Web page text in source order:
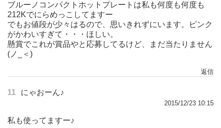
ブルーノコンパクトホットプレートは私も何度も何度も
212Kでにらめっこしてますー
でもお値段が少々はるので、思いきれずにいます。ピンク
がかわいすぎて・・・ほしい。
懸賞でこれが賞品やと応募してるけど、まだ当たりません
(ノ_＜)
返信
11 にゃおーん♪
2015/12/23 10:15
私も使ってますー♪